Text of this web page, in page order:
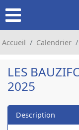
Accueil Calendrier
LES
2025
Description